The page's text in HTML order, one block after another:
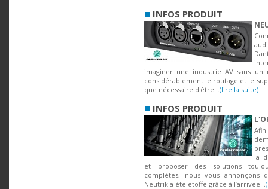
■ INFOS PRODUIT
imaginer une industrie AV sans un
considérablement le routage et le
que nécessaire d'être...(lire la suite)
■ INFOS PRODUIT
la
et proposer des solutions
complètes, nous vous annonçons
Neutrik a été étoffé grâce à l’arrivée...